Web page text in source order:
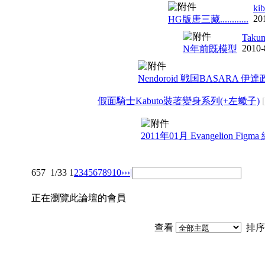
HG版唐三藏............
N年前既模型
Nendoroid 戦国BASARA 伊達
假面騎士Kabuto裝著變身系列(+左蠍子)
2011年01月 Evangelion Figma
657 1/33 1 2345678910›››|
正在瀏覽此論壇的會員
查看 排